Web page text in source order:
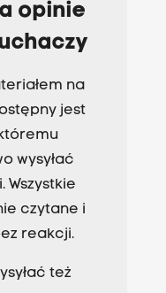
opinie
na
jest
wysyłać
Wszystkie
czytane i
reakcji.
też